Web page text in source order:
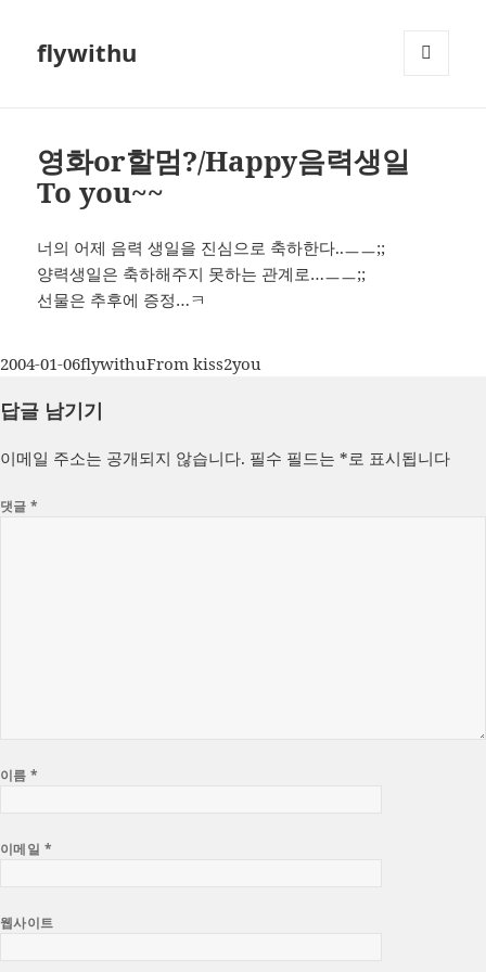
flywithu
영화or할멈?/Happy음력생일
To you~~
너의 어제 음력 생일을 진심으로 축하한다..ㅡㅡ;;
양력생일은 축하해주지 못하는 관계로…ㅡㅡ;;
선물은 추후에 증정…ㅋ
작
일
2004-01-06글
이
flywithu카
From kiss2you
답글 남기기
이메일 주소는 공개되지 않습니다. 필수 필드는 *로 표시됩니다
댓글*
이름*
이메일 *
웹사이트